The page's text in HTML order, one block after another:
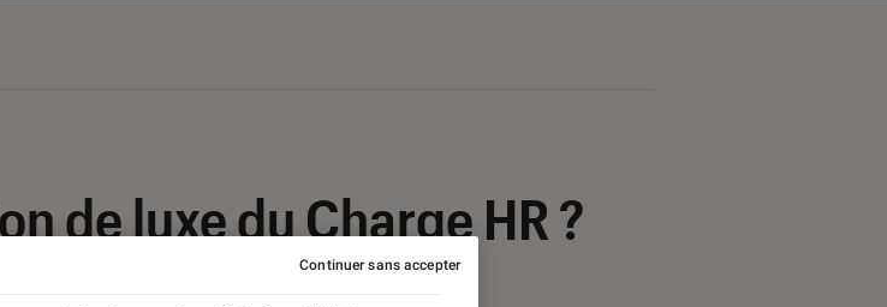
de luxe du Charge HR ?
Continuer sans accepter